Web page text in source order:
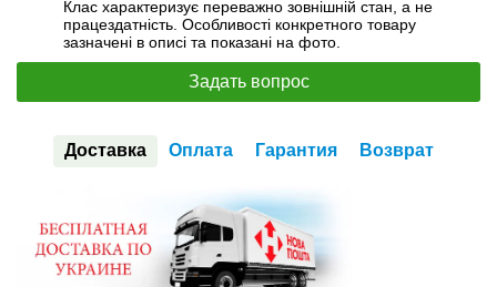
Клас характеризує переважно зовнішній стан, а не
працездатність. Особливості конкретного товару
зазначені в описі та показані на фото.
Задать вопрос
Доставка Оплата Гарантия Возврат